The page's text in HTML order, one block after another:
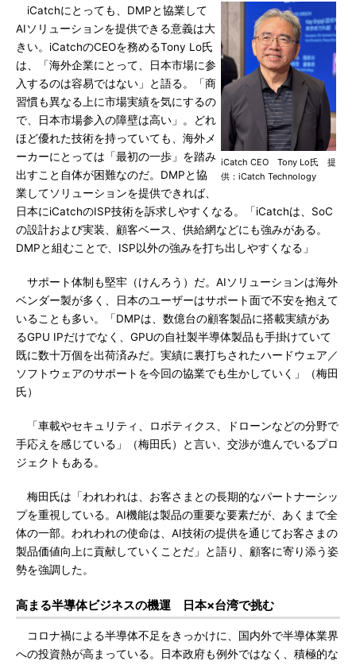
iCatch CEO Tony Lo氏 提
供：iCatch Technology
iCatchにとっても、DMPと協業して
AIソリューションを提供できる意義は大
きい。iCatchのCEOを務めるTony Lo氏
は、「海外企業にとって、日本市場に参
入するのは容易ではない」と語る。「商
習慣も異なる上に市場実績を気にするの
で、日本市場参入の障壁は高い」。どれ
ほど優れた技術を持っていても、海外メ
ーカーにとっては「最初の一歩」を踏み
出すこと自体が困難なのだ。DMPと協
業してソリューションを提供できれば、
日本にiCatchのISP技術を訴求しやすくなる。「iCatchは、SoC
の設計および実装、顧客ベース、供給網などにも強みがある。
DMPと組むことで、ISP以外の強みを打ち出しやすくなる」
サポート体制も堅牢（けんろう）だ。AIソリューションは海外
ベンダー製が多く、日本のユーザーはサポート面で不安を抱えて
いることも多い。「DMPは、数億台の顧客製品に搭載実績があ
るGPU IPだけでなく、GPUの自社製半導体製品も手掛けていて
既に数十万個を出荷済みだ。実績に裏打ちされたハードウェア／
ソフトウェアのサポートを今回の協業でも生かしていく」（梅田
氏）
「車載やセキュリティ、ロボティクス、ドローンなどの分野で
手応えを感じている」（梅田氏）と言い、交渉が進んでいるプロ
ジェクトもある。
梅田氏は「われわれは、お客さまとの長期的なパートナーシッ
プを重視している。AI機能は製品の重要な要素だが、あくまで全
体の一部。われわれの使命は、AI技術の提供を通じてお客さまの
製品価値向上に貢献していくことだ」と語り、顧客に寄り添う姿
勢を強調した。
高まる半導体ビジネスの機運 日本×台湾で挑む
コロナ禍による半導体不足をきっかけに、国内外で半導体業界
への投資熱が高まっている。日本政府も例外ではなく、積極的な